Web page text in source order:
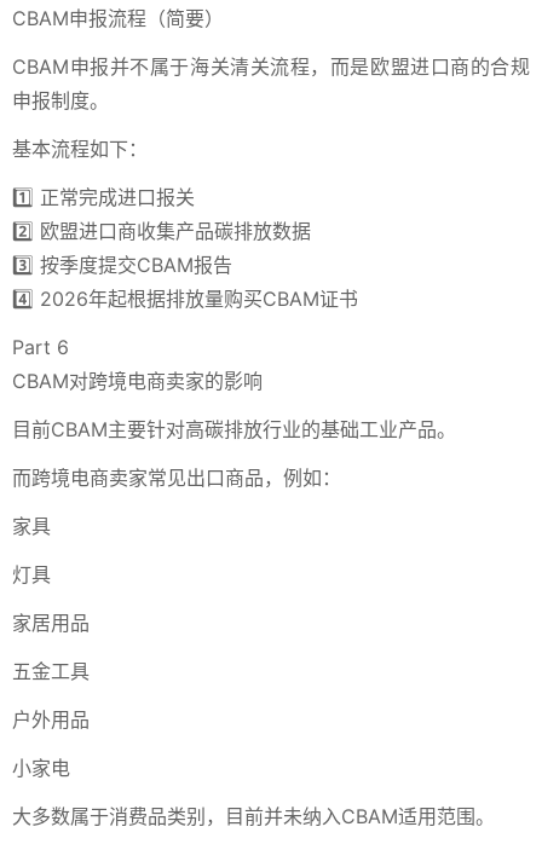
CBAM申报流程（简要）
CBAM申报并不属于海关清关流程，而是欧盟进口商的合规
申报制度。
基本流程如下：
1️⃣ 正常完成进口报关
2️⃣ 欧盟进口商收集产品碳排放数据
3️⃣ 按季度提交CBAM报告
4️⃣ 2026年起根据排放量购买CBAM证书
Part 6
CBAM对跨境电商卖家的影响
目前CBAM主要针对高碳排放行业的基础工业产品。
而跨境电商卖家常见出口商品，例如：
家具
灯具
家居用品
五金工具
户外用品
小家电
大多数属于消费品类别，目前并未纳入CBAM适用范围。